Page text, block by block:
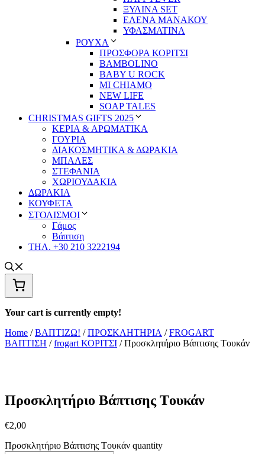
ΞΥΛΙΝΑ SET
ΕΛΕΝΑ ΜΑΝΑΚΟΥ
ΥΦΑΣΜΑΤΙΝΑ
ΡΟΥΧΑ
ΠΡΟΣΦΟΡΑ ΚΟΡΙΤΣΙ
BAMBOLINO
BABY U ROCK
MI CHIAMO
NEW LIFE
SOAP TALES
CHRISTMAS GIFTS 2025
ΚΕΡΙΑ & ΑΡΩΜΑΤΙΚΑ
ΓΟΥΡΙΑ
ΔΙΑΚΟΣΜΗΤΙΚΑ & ΔΩΡΑΚΙΑ
ΜΠΑΛΕΣ
ΣΤΕΦΑΝΙΑ
ΧΩΡΙΟΥΔΑΚΙΑ
ΔΩΡΑΚΙΑ
ΚΟΥΦΕΤΑ
ΣΤΟΛΙΣΜΟΙ
Γάμος
Βάπτιση
ΤΗΛ. +30 210 3222194
Your cart is currently empty!
Home /ΒΑΠΤΙΖΩ! /ΠΡΟΣΚΛΗΤΗΡΙΑ /FROGART
ΒΑΠΤΙΣΗ /frogart ΚΟΡΙΤΣΙ / Προσκλητήριο Βάπτισης Tουκάν
Προσκλητήριο Βάπτισης Tουκάν
€2,00
Προσκλητήριο Βάπτισης Tουκάν quantity